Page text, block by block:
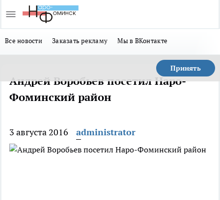
Все новости Заказать рекламу Мы в ВКонтакте
Принять
Андрей Воробьев посетил Наро-
Фоминский район
3 августа 2016 administrator